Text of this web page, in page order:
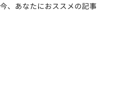
今、あなたにおススメの記事